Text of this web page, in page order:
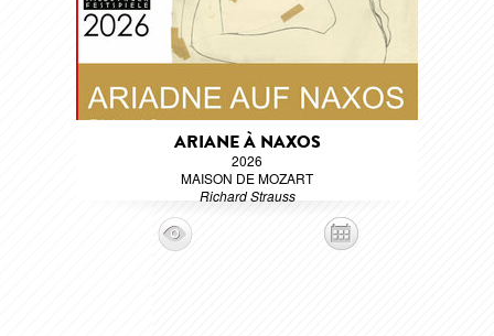
ARIANE À NAXOS
2026
MAISON DE MOZART
Richard Strauss